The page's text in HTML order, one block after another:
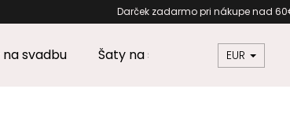
100€ Darček zadarmo
na svadbu Šaty na stužkovú Šaty
EUR